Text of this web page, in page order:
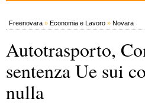
Freenovara » Economia e Lavoro » Novara
Autotrasporto,
sentenza Ue sui
nulla